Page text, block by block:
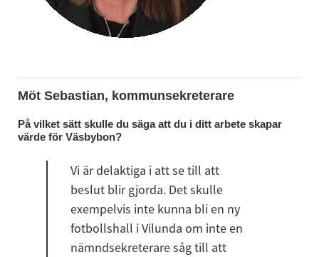
Möt Sebastian, kommunsekreterare
På vilket sätt skulle du säga att du i ditt arbete skapar
värde för Väsbybon?
Vi är delaktiga i att se till att
beslut blir gjorda. Det skulle
exempelvis inte kunna bli en ny
fotbollshall i Vilunda om inte en
nämndsekreterare såg till att